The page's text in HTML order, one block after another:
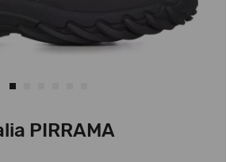
PIRRAMA